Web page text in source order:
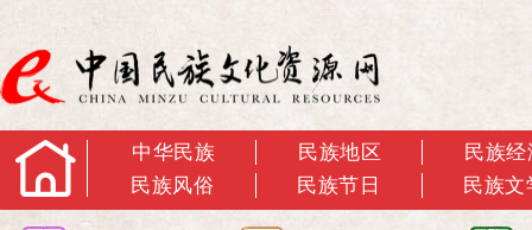
中华民族 民族地区
民族经
民族风俗
民族节日 民族文